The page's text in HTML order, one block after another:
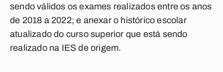
sendo válidos os exames realizados entre os anos
de 2018 a 2022; e anexar o histórico escolar
atualizado do curso superior que está sendo
realizado na IES de origem.